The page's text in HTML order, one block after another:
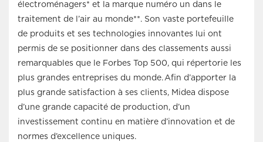
électroménagers* et la marque numéro un dans le
traitement de l’air au monde**. Son vaste portefeuille
de produits et ses technologies innovantes lui ont
permis de se positionner dans des classements aussi
remarquables que le Forbes Top 500, qui répertorie les
plus grandes entreprises du monde. Afin d’apporter la
plus grande satisfaction à ses clients, Midea dispose
d’une grande capacité de production, d’un
investissement continu en matière d’innovation et de
normes d’excellence uniques.